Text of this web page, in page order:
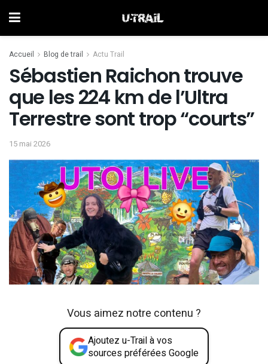
Accueil Blog de trail Actu Trail
Sébastien Raichon trouve
que les 224 km de l’Ultra
Terrestre sont trop “courts”
15 mai 2026
Vous aimez notre contenu ?
Ajoutez u-Trail à vos
sources préférées Google